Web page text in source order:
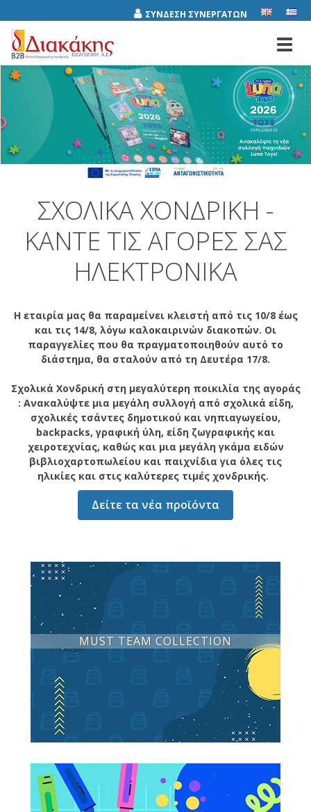
ΣΥΝΔΕΣΗ ΣΥΝΕΡΓΑΤΩΝ
ΣΧΟΛΙΚΆ ΧΟΝΔΡΙΚΉ -
ΚΆΝΤΕ ΤΙΣ ΑΓΟΡΈΣ ΣΑΣ
ΗΛΕΚΤΡΟΝΙΚΆ
Η εταιρία μας θα παραμείνει κλειστή από τις 10/8 έως
και τις 14/8, λόγω καλοκαιρινών διακοπών. Οι
παραγγελίες που θα πραγματοποιηθούν αυτό το
διάστημα, θα σταλούν από τη Δευτέρα 17/8.
Σχολικά Χονδρική στη μεγαλύτερη ποικιλία της αγοράς
: Ανακαλύψτε μια μεγάλη συλλογή από σχολικά είδη,
σχολικές τσάντες δημοτικού και νηπιαγωγείου,
backpacks, γραφική ύλη, είδη ζωγραφικής και
χειροτεχνίας, καθώς και μια μεγάλη γκάμα ειδών
βιβλιοχαρτοπωλείου και παιχνίδια για όλες τις
ηλικίες και στις καλύτερες τιμές χονδρικής.
Δείτε τα νέα προϊόντα
MUST TEAM COLLECTION